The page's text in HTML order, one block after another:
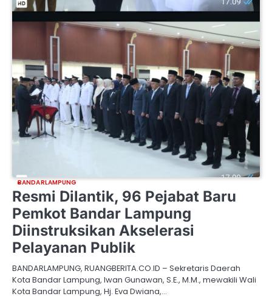
BANDARLAMPUNG
Resmi Dilantik, 96 Pejabat Baru
Pemkot Bandar Lampung
Diinstruksikan Akselerasi
Pelayanan Publik
BANDARLAMPUNG, RUANGBERITA.CO.ID – Sekretaris Daerah
Kota Bandar Lampung, Iwan Gunawan, S.E., M.M., mewakili Wali
Kota Bandar Lampung, Hj. Eva Dwiana,…